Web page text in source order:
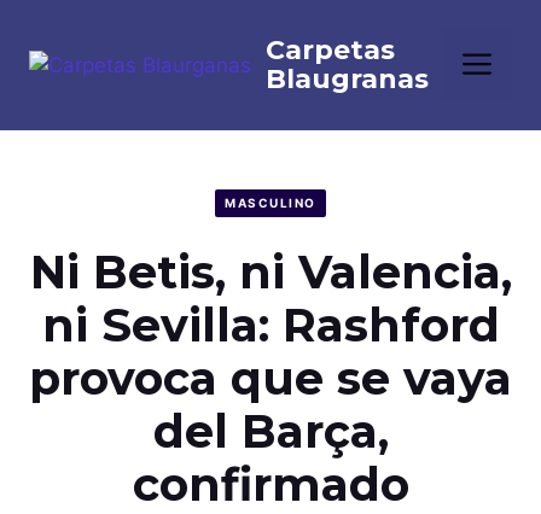
contenido
MASCULINO
Ni Betis, ni Valencia,
ni Sevilla: Rashford
provoca que se vaya
del Barça,
confirmado